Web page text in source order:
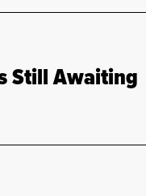
Still Awaiting